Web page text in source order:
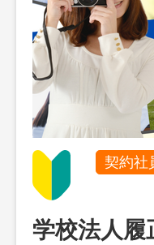
契約社
学校法人履